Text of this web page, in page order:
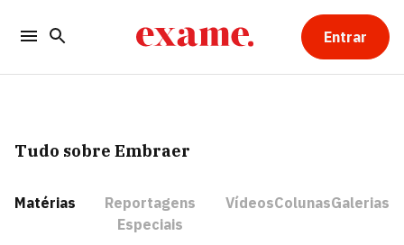
Entrar
Tudo sobre Embraer
Matérias
Reportagens
Especiais
VídeosColunasGalerias